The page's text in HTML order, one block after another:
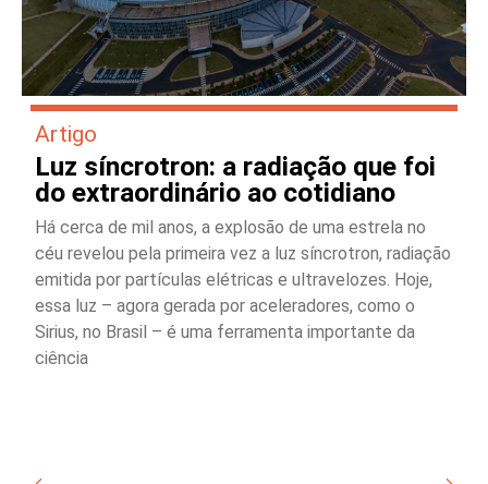
Artigo
Luz síncrotron: a radiação que foi
do extraordinário ao cotidiano
Há cerca de mil anos, a explosão de uma estrela no
céu revelou pela primeira vez a luz síncrotron, radiação
emitida por partículas elétricas e ultravelozes. Hoje,
essa luz – agora gerada por aceleradores, como o
Sirius, no Brasil – é uma ferramenta importante da
ciência